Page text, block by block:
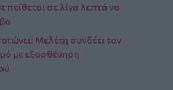
πείθεται σε λίγα λεπτά να
Μελέτη συνδέει τον
με εξασθένηση